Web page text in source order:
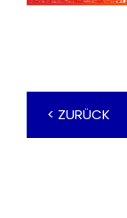
< ZURÜCK